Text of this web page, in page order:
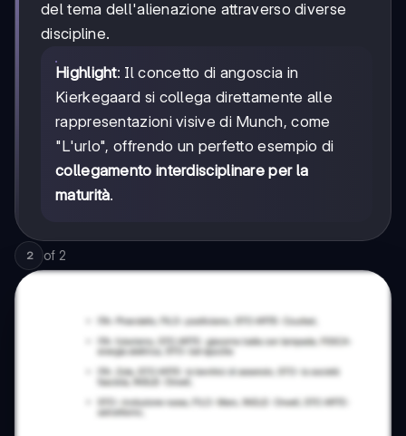
del tema dell'alienazione attraverso diverse
discipline.
Highlight: Il concetto di angoscia in
Kierkegaard si collega direttamente alle
rappresentazioni visive di Munch, come
"L'urlo", offrendo un perfetto esempio di
collegamento interdisciplinare per la
maturità.
2 of 2